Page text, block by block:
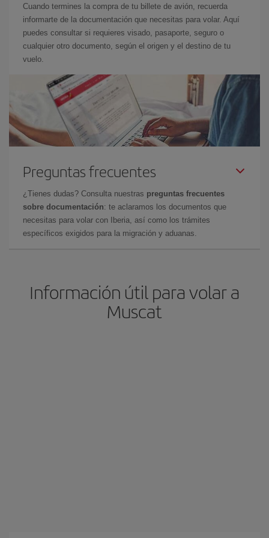
Cuando termines la compra de tu billete de avión, recuerda
informarte de la documentación que necesitas para volar. Aquí
puedes consultar si requieres visado, pasaporte, seguro o
cualquier otro documento, según el origen y el destino de tu
vuelo.
Preguntas frecuentes
¿Tienes dudas? Consulta nuestras preguntas frecuentes
sobre documentación: te aclaramos los documentos que
necesitas para volar con Iberia, así como los trámites
específicos exigidos para la migración y aduanas.
Información útil para volar a
Muscat